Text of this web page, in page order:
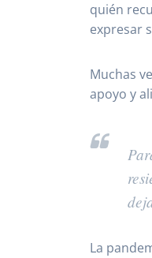
quién
expresar
Muchas
apoyo y
La